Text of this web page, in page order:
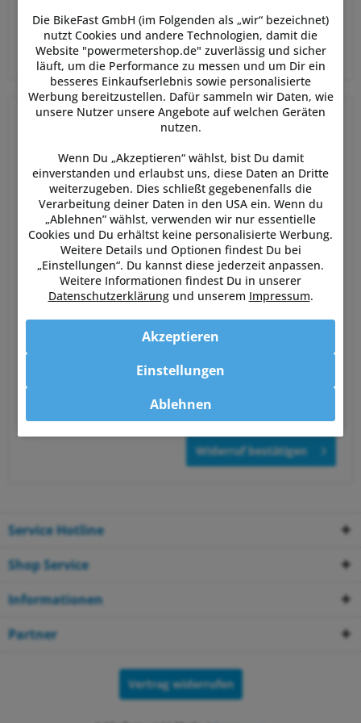
deinem Widerruf. Damit ist dein Widerruf offiziell
eingegangen, du musst nichts weiter tun.
Datenschutzerklärung
erfahren, wie wir mit deinen Daten umgehen.
Widerruf bestätigen
Service Hotline
Shop Service
Informationen
Partner
Vertrag widerrufen
Die BikeFast GmbH (im Folgenden als „wir“ bezeichnet)
nutzt Cookies und andere Technologien, damit die
Website "powermetershop.de" zuverlässig und sicher
läuft, um die Performance zu messen und um Dir ein
besseres Einkaufserlebnis sowie personalisierte
Werbung bereitzustellen. Dafür sammeln wir Daten, wie
unsere Nutzer unsere Angebote auf welchen Geräten
nutzen.
Wenn Du „Akzeptieren“ wählst, bist Du damit
einverstanden und erlaubst uns, diese Daten an Dritte
weiterzugeben. Dies schließt gegebenenfalls die
Verarbeitung deiner Daten in den USA ein. Wenn du
„Ablehnen” wählst, verwenden wir nur essentielle
Cookies und Du erhältst keine personalisierte Werbung.
Weitere Details und Optionen findest Du bei
„Einstellungen“. Du kannst diese jederzeit anpassen.
Weitere Informationen findest Du in unserer
Datenschutzerklärungund unserem Impressum.
Ablehnen
Akzeptieren
Einstellungen